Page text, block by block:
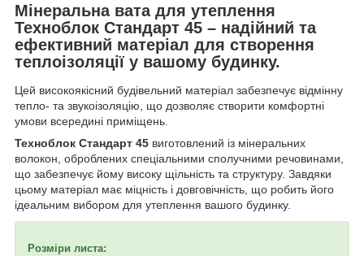
Мінеральна вата для утеплення
Техноблок Стандарт 45 – надійний та
ефективний матеріал для створення
теплоізоляції у вашому будинку.
Цей високоякісний будівельний матеріал забезпечує відмінну
тепло- та звукоізоляцію, що дозволяє створити комфортні
умови всередині приміщень.
Техноблок Стандарт 45 виготовлений із мінеральних
волокон, оброблених спеціальними сполучними речовинами,
що забезпечує йому високу щільність та структуру. Завдяки
цьому матеріал має міцність і довговічність, що робить його
ідеальним вибором для утеплення вашого будинку.
Розміри листа: